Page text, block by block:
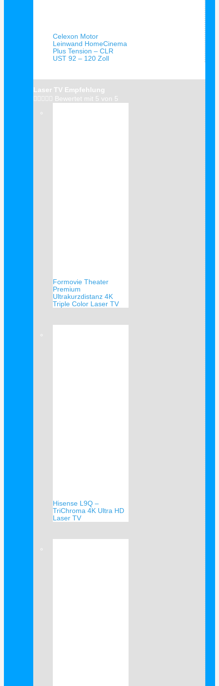
Celexon Motor
Leinwand HomeCinema
Plus Tension – CLR
UST 92 – 120 Zoll
Laser TV Empfehlung
     Bewertet mit 5 von 5
Formovie Theater
Premium
Ultrakurzdistanz 4K
Triple Color Laser TV
Hisense L9Q –
TriChroma 4K Ultra HD
Laser TV